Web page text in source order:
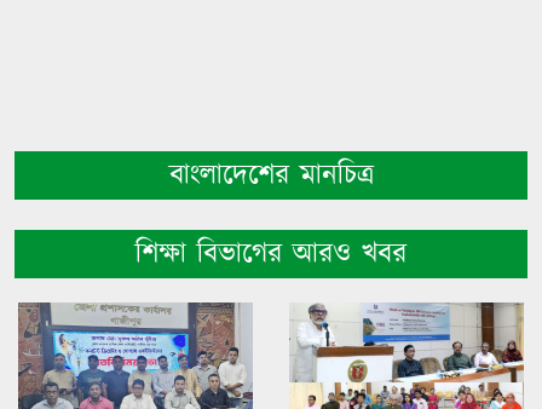
বাংলাদেশের মানচিত্র
শিক্ষা বিভাগের আরও খবর